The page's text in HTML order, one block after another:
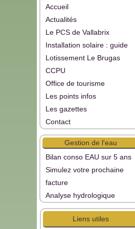
Accueil
Actualités
Le PCS de Vallabrix
Installation solaire : guide
Lotissement Le Brugas
CCPU
Office de tourisme
Les points infos
Les gazettes
Contact
Gestion de l'eau
Bilan conso EAU sur 5 ans
Simulez votre prochaine
facture
Analyse hydrologique
Liens utiles